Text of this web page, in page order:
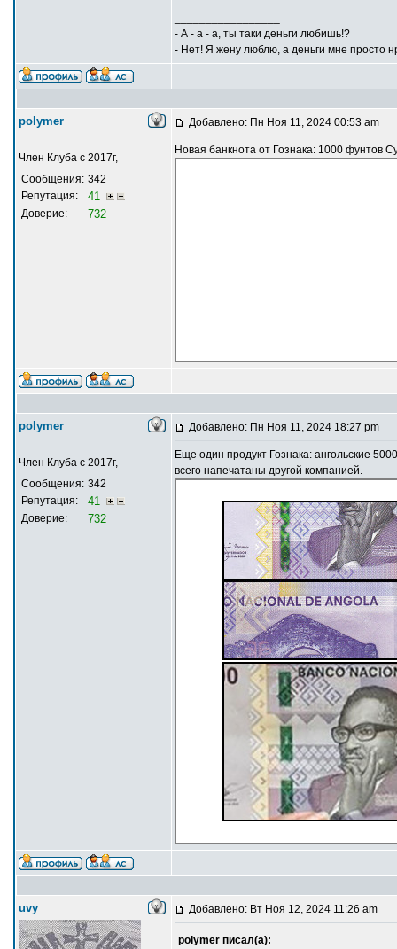
- А - а - а, ты таки деньги любишь!?
- Нет! Я жену люблю, а деньги мне просто
polymer
Член Клуба с 2017г,
Сообщения: 342
Репутация:
41
Доверие: 732
Добавлено: Пн Ноя 11, 2024 00:53 am
Новая банкнота от Гознака: 1000 фунтов
polymer
Член Клуба с 2017г,
Сообщения: 342
Репутация:
41
Доверие: 732
Добавлено: Пн Ноя 11, 2024 18:27 pm
Еще один продукт Гознака: ангольские
всего напечатаны другой компанией.
uvy Добавлено: Вт Ноя 12, 2024 11:26 am
polymer писал(а):